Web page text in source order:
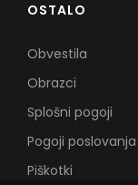
OSTALO
Obvestila
Obrazci
Splošni pogoji
Pogoji poslovanja
Piškotki